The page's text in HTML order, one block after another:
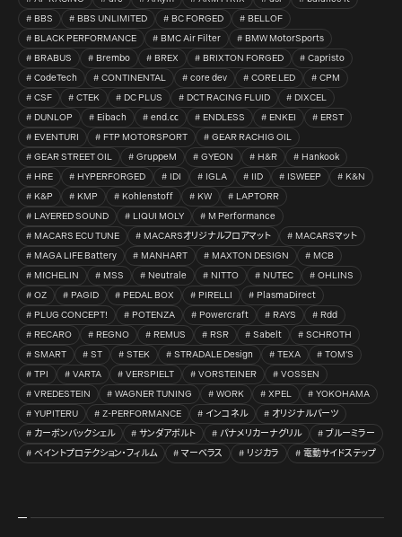
BBS
BBS UNLIMITED BC FORGED
BELLOF
BLACK PERFORMANCE
BMC Air Filter
BMW MotorSports
BRABUS
Brembo BREX BRIXTON FORGED
Capristo
CodeTech
CONTINENTAL core dev CORE LED
CPM
CSF
CTEK DC PLUS DCT RACING FLUID
DIXCEL
DUNLOP
Eibach end.㏄ ENDLESS ENKEI
ERST
EVENTURI
FTP MOTORSPORT
GEAR RACHIG OIL
GEAR STREET OIL
GruppeM GYEON H&R
Hankook
HRE
HYPERFORGED IDI IGLA IID ISWEEP
K&N
K&P
KMP Kohlenstoff KW
LAPTORR
LAYERED SOUND
LIQUI MOLY
M Performance
MACARS ECU TUNE
MACARSオリジナルフロアマット
MACARSマット
MAGA LIFE Battery
MANHART MAXTON DESIGN
MCB
MICHELIN
MSS Neutrale NITTO NUTEC
OHLINS
OZ
PAGID PEDAL BOX PIRELLI
PlasmaDirect
PLUG CONCEPT!
POTENZA Powercraft RAYS
Rdd
RECARO
REGNO REMUS RSR Sabelt
SCHROTH
SMART
ST STEK STRADALE Design TEXA
TOM’S
TPI
VARTA VERSPIELT VORSTEINER
VOSSEN
VREDESTEIN
WAGNER TUNING WORK XPEL
YOKOHAMA
YUPITERU
Z-PERFORMANCE インコネル
オリジナルパーツ
カーボンバックシェル
サンダアボルト パナメリカーナグリル
ブルーミラー
ペイントプロテクション・フィルム
マーベラス リジカラ 電動サイドステップ